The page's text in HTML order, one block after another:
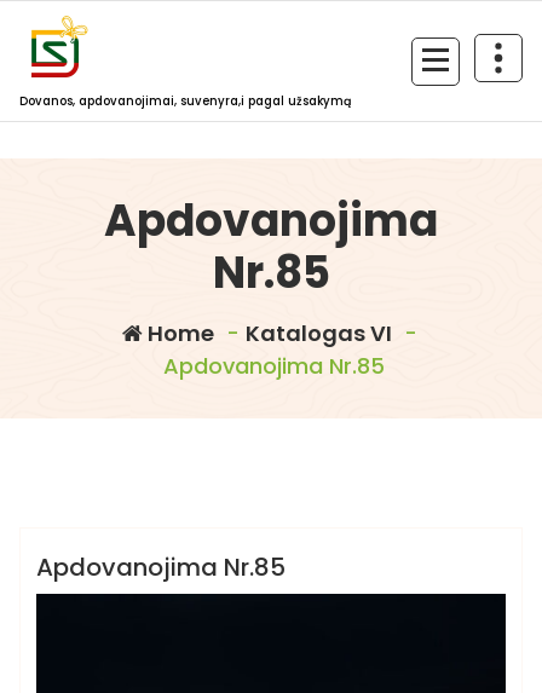
content
Dovanos, apdovanojimai, suvenyra,i pagal užsakymą
Apdovanojima
Nr.85
Home- Katalogas VI -
Apdovanojima Nr.85
Katalogas VI
Apdovanojima Nr.85